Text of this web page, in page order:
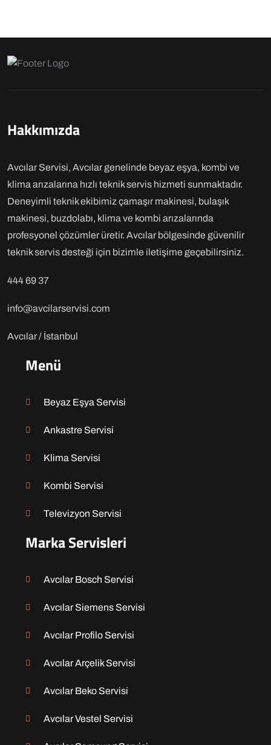
Hakkımızda
Avcılar Servisi, Avcılar genelinde beyaz eşya, kombi ve
klima arızalarına hızlı teknik servis hizmeti sunmaktadır.
Deneyimli teknik ekibimiz çamaşır makinesi, bulaşık
makinesi, buzdolabı, klima ve kombi arızalarında
profesyonel çözümler üretir. Avcılar bölgesinde güvenilir
teknik servis desteği için bizimle iletişime geçebilirsiniz.
444 69 37
info@avcilarservisi.com
Avcılar / İstanbul
Menü
Beyaz Eşya Servisi
Ankastre Servisi
Klima Servisi
Kombi Servisi
Televizyon Servisi
Marka Servisleri
Avcılar Bosch Servisi
Avcılar Siemens Servisi
Avcılar Profilo Servisi
Avcılar Arçelik Servisi
Avcılar Beko Servisi
Avcılar Vestel Servisi